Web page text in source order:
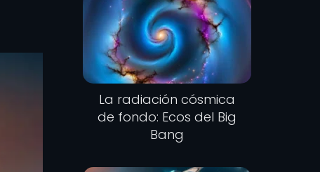
La radiación cósmica
de fondo: Ecos del Big
Bang